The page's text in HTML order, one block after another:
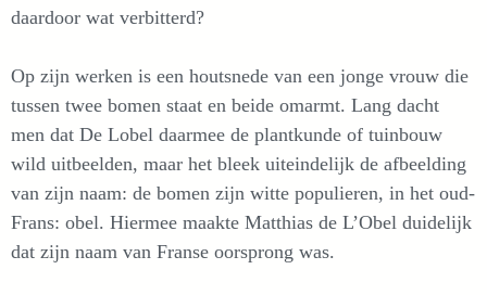
daardoor wat verbitterd?
Op zijn werken is een houtsnede van een jonge vrouw die
tussen twee bomen staat en beide omarmt. Lang dacht
men dat De Lobel daarmee de plantkunde of tuinbouw
wild uitbeelden, maar het bleek uiteindelijk de afbeelding
van zijn naam: de bomen zijn witte populieren, in het oud-
Frans: obel. Hiermee maakte Matthias de L’Obel duidelijk
dat zijn naam van Franse oorsprong was.